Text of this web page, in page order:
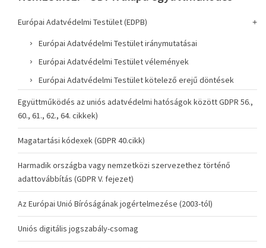
Európai Adatvédelmi Testület (EDPB)
Európai Adatvédelmi Testület iránymutatásai
Európai Adatvédelmi Testület vélemények
Európai Adatvédelmi Testület kötelező erejű döntések
Együttműködés az uniós adatvédelmi hatóságok között GDPR 56.,
60., 61., 62., 64. cikkek)
Magatartási kódexek (GDPR 40.cikk)
Harmadik országba vagy nemzetközi szervezethez történő
adattovábbítás (GDPR V. fejezet)
Az Európai Unió Bíróságának jogértelmezése (2003-tól)
Uniós digitális jogszabály-csomag